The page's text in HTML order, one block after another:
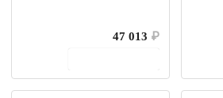
47 013 ₽